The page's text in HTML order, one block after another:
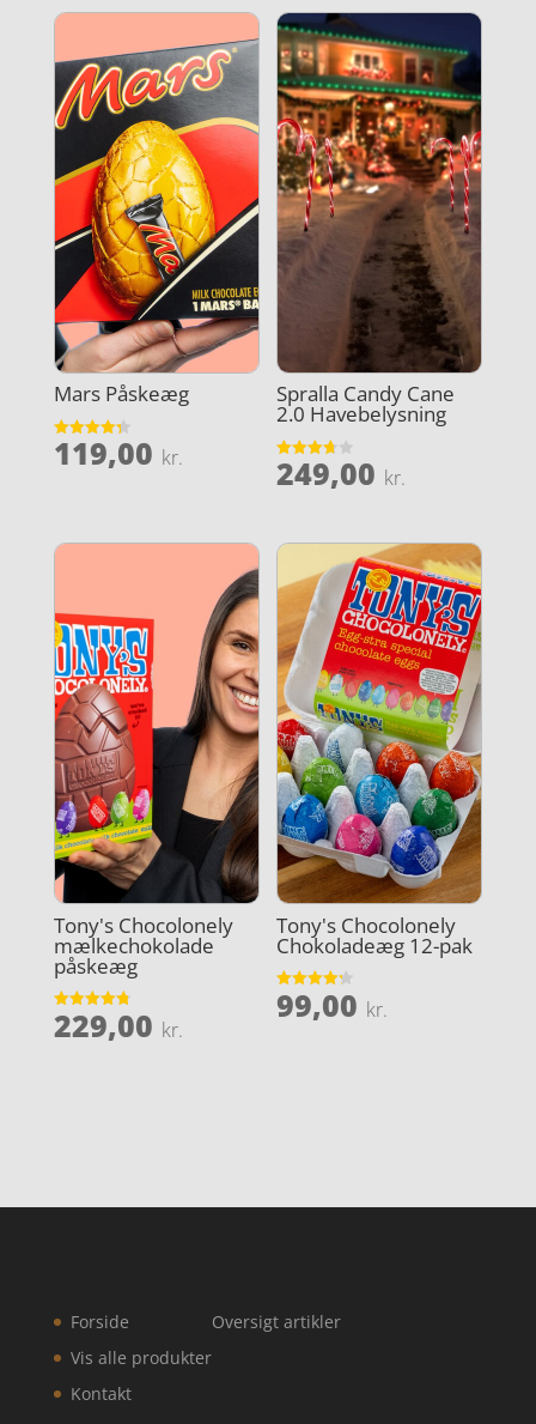
Mars Påskeæg
Vurderet
4.3
119,00 kr.
Spralla Candy Cane
2.0 Havebelysning
Vurderet
3.7
249,00 kr.
Tony's Chocolonely
mælkechokolade
påskeæg
Vurderet
4.8
229,00 kr.
Tony's Chocolonely
Chokoladeæg 12-pak
Vurderet
4.2
99,00 kr.
Forside
Vis alle produkter
Kontakt
Oversigt artikler